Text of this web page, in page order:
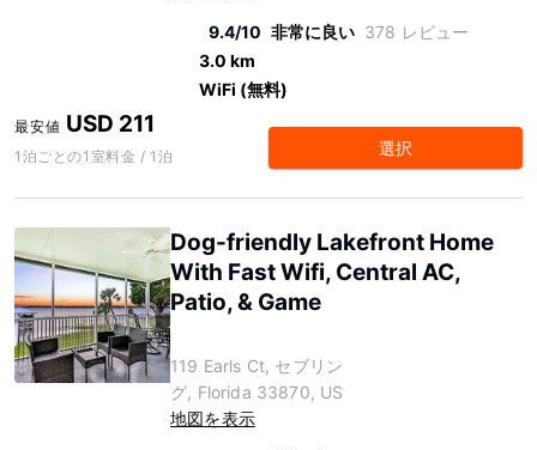
9.4/10 非常に良い 378 レビュー
3.0 km
WiFi (無料)
最安値 USD 211
1泊ごとの1室料金 / 1泊 選択
Dog-friendly Lakefront Home
With Fast Wifi, Central AC,
Patio, & Game
119 Earls Ct, セブリン
グ, Florida 33870, US
地図を表示